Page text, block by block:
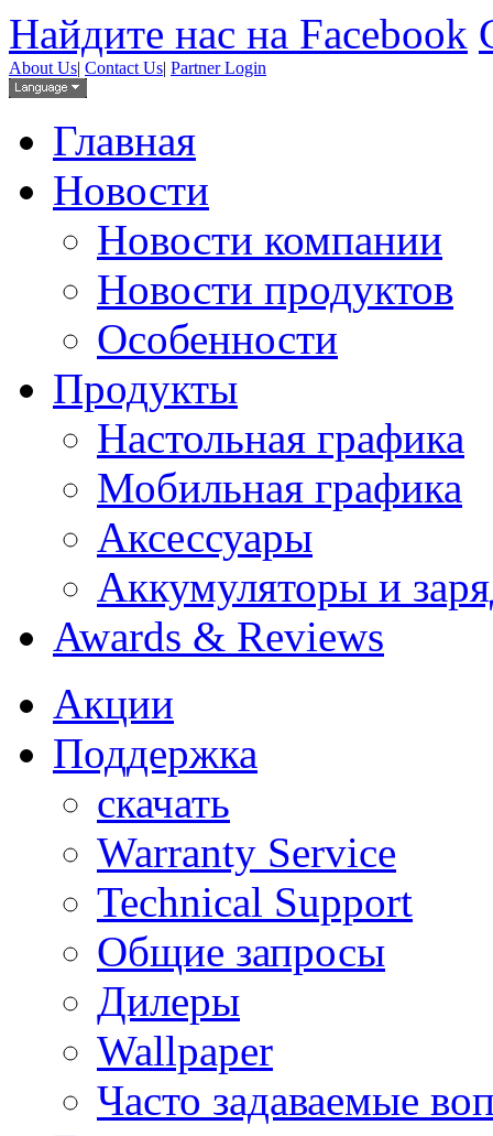
Найдите нас на Facebook
About Us| Contact Us| Partner Login
Главная
Новости
Новости компании
Новости продуктов
Особенности
Продукты
Настольная графика
Мобильная графика
Аксессуары
Аккумуляторы и
Awards & Reviews
Акции
Поддержка
скачать
Warranty Service
Technical Support
Общие запросы
Дилеры
Wallpaper
Часто задаваемые